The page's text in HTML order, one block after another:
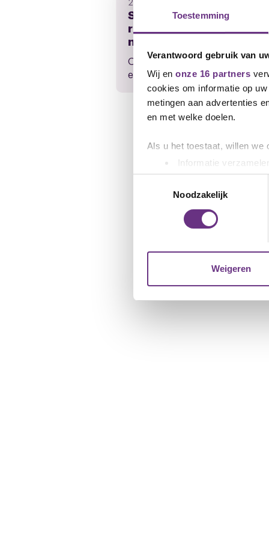
Toestemming
Verantwoord gebruik van
Wij en onze 16 partners
cookies om informatie op
metingen aan advertenties
en met welke doelen.
Als u het toestaat, willen we
Informatie
Uw apparaat
Lees meer over hoe uw
toestemming op elk
websiteverkeer te
media, adverteren en
Noodzakelijk
Weigeren
Save the date:
regiobijeenkomst op 4
november 2026
Op 4 november 2026 wordt er
een regiobijeenkomst in het...